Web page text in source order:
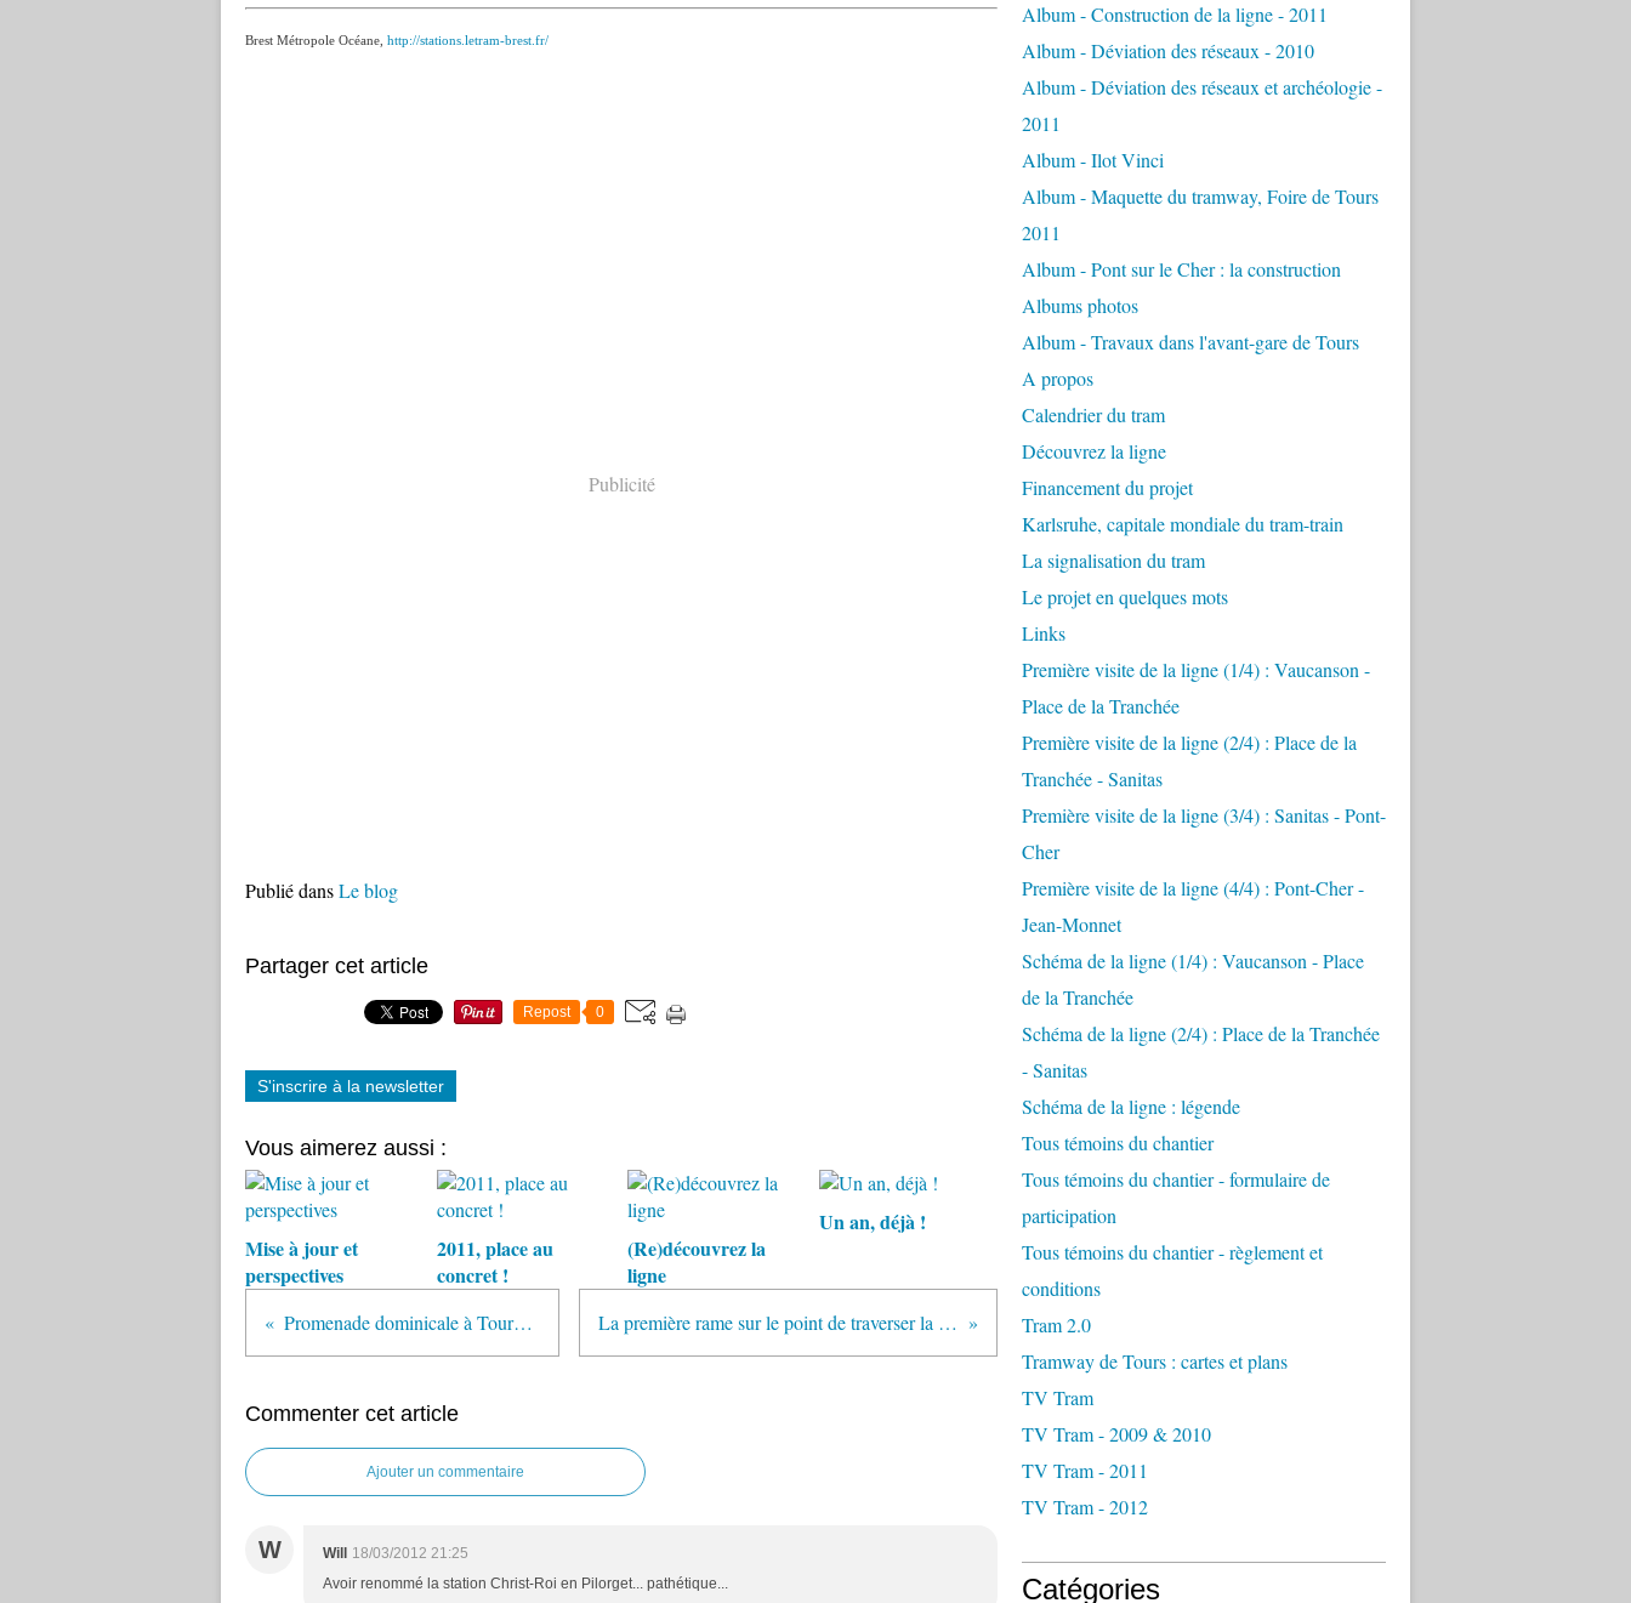
Brest Métropole Océane, http://stations.letram-brest.fr/
Publicité
Publié dansLe blog
Partager cet article
Repost 0
S'inscrire à la newsletter
Vous aimerez aussi :
Mise à jour et
perspectives
2011, place au
concret !
(Re)découvrez la
ligne
Un an, déjà !
Promenade dominicale à Tours-nord La première rame sur le point de traverser la France
Commenter cet article
Ajouter un commentaire
W Will
18/03/2012 21:25
Avoir renommé la station Christ-Roi en Pilorget... pathétique...
Album - Construction de la ligne - 2011
Album - Déviation des réseaux - 2010
Album - Déviation des réseaux et archéologie -
2011
Album - Ilot Vinci
Album - Maquette du tramway, Foire de Tours
2011
Album - Pont sur le Cher : la construction
Albums photos
Album - Travaux dans l'avant-gare de Tours
A propos
Calendrier du tram
Découvrez la ligne
Financement du projet
Karlsruhe, capitale mondiale du tram-train
La signalisation du tram
Le projet en quelques mots
Links
Première visite de la ligne (1/4) : Vaucanson -
Place de la Tranchée
Première visite de la ligne (2/4) : Place de la
Tranchée - Sanitas
Première visite de la ligne (3/4) : Sanitas - Pont-
Cher
Première visite de la ligne (4/4) : Pont-Cher -
Jean-Monnet
Schéma de la ligne (1/4) : Vaucanson - Place
de la Tranchée
Schéma de la ligne (2/4) : Place de la Tranchée
- Sanitas
Schéma de la ligne : légende
Tous témoins du chantier
Tous témoins du chantier - formulaire de
participation
Tous témoins du chantier - règlement et
conditions
Tram 2.0
Tramway de Tours : cartes et plans
TV Tram
TV Tram - 2009 & 2010
TV Tram - 2011
TV Tram - 2012
Catégories